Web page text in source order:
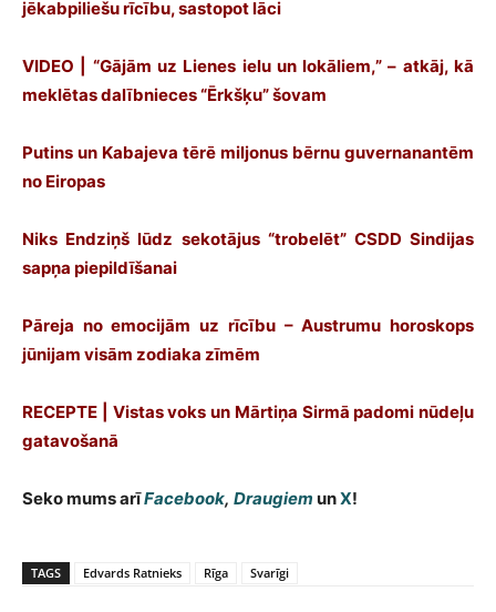
jēkabpiliešu rīcību, sastopot lāci
VIDEO | “Gājām uz Lienes ielu un lokāliem,” – atkāj, kā
meklētas dalībnieces “Ērkšķu” šovam
Putins un Kabajeva tērē miljonus bērnu guvernanantēm
no Eiropas
Niks Endziņš lūdz sekotājus “trobelēt” CSDD Sindijas
sapņa piepildīšanai
Pāreja no emocijām uz rīcību – Austrumu horoskops
jūnijam visām zodiaka zīmēm
RECEPTE | Vistas voks un Mārtiņa Sirmā padomi nūdeļu
gatavošanā
Seko mums arīFacebook, Draugiem unX!
TAGS Edvards Ratnieks Rīga Svarīgi